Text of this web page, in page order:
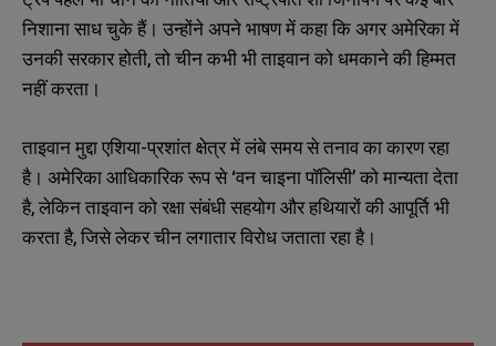
निशाना साध चुके हैं। उन्होंने अपने भाषण में कहा कि अगर अमेरिका में
उनकी सरकार होती, तो चीन कभी भी ताइवान को धमकाने की हिम्मत
नहीं करता।
ताइवान मुद्दा एशिया-प्रशांत क्षेत्र में लंबे समय से तनाव का कारण रहा
है। अमेरिका आधिकारिक रूप से ‘वन चाइना पॉलिसी’ को मान्यता देता
है, लेकिन ताइवान को रक्षा संबंधी सहयोग और हथियारों की आपूर्ति भी
करता है, जिसे लेकर चीन लगातार विरोध जताता रहा है।